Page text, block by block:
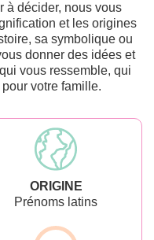
à décider, nous vous
et les origines
sa symbolique ou
donner des idées et
vous ressemble, qui
votre famille.
ORIGINE
Prénoms latins